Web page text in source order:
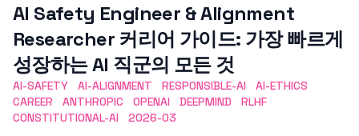
AI Safety Engineer & Alignment
Researcher 커리어 가이드: 가장 빠르게
성장하는 AI 직군의 모든 것
AI-SAFETY AI-ALIGNMENT RESPONSIBLE-AI
AI-ETHICS
CAREER
ANTHROPIC OPENAI DEEPMIND
RLHF
CONSTITUTIONAL-AI
2026-03